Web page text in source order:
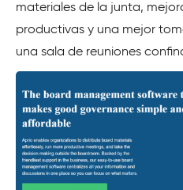
materiales de la junta,
productivas y una mejor
una sala de reuniones